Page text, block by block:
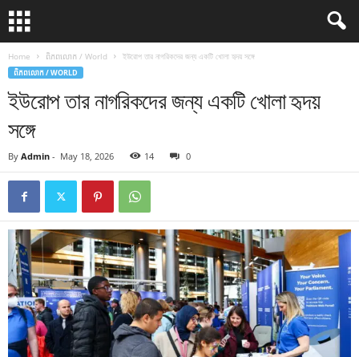
Home ពិភពលោក / World ইউরোপ তার নাগরিকদের জন্য একটি খোলা হৃদয় সঙ্গে
ពិភពលោក / WORLD
ইউরোপ তার নাগরিকদের জন্য একটি খোলা হৃদয়
সঙ্গে
By Admin - May 18, 2026 14 0